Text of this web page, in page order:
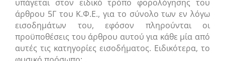
υπάγεται στον ειδικό τρόπο φορολόγησης του
άρθρου 5Γ του Κ.Φ.Ε., για το σύνολο των εν λόγω
εισοδημάτων του, εφόσον πληρούνται οι
προϋποθέσεις του άρθρου αυτού για κάθε μία από
αυτές τις κατηγορίες εισοδήματος. Ειδικότερα, το